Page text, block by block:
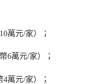
萬元/家）；
6萬元/家）；
萬元/家）；